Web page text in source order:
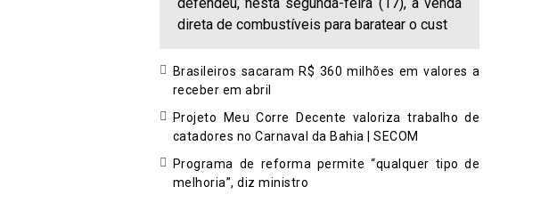
direta de combustíveis para baratear o cust
Brasileiros sacaram R$ 360 milhões em valores a
receber em abril
Projeto Meu Corre Decente valoriza trabalho de
catadores no Carnaval da Bahia | SECOM
Programa de reforma permite “qualquer tipo de
melhoria”, diz ministro